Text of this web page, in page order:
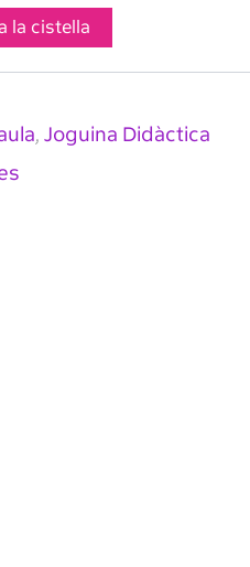
la cistella
, Joguina Didàctica